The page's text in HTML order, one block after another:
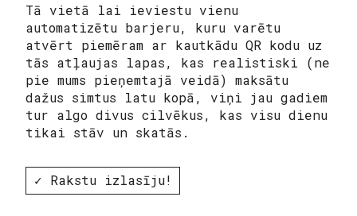
Tā vietā lai ieviestu vienu
automatizētu barjeru, kuru varētu
atvērt piemēram ar kautkādu QR kodu uz
tās atļaujas lapas, kas realistiski (ne
pie mums pieņemtajā veidā) maksātu
dažus simtus latu kopā, viņi jau gadiem
tur algo divus cilvēkus, kas visu dienu
tikai stāv un skatās.
✓ Rakstu izlasīju!